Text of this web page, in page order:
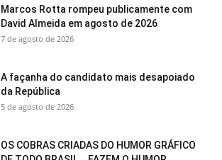
Marcos Rotta rompeu publicamente com
David Almeida em agosto de 2026
7 de agosto de 2026
A façanha do candidato mais desapoiado
da República
5 de agosto de 2026
OS COBRAS CRIADAS DO HUMOR GRÁFICO